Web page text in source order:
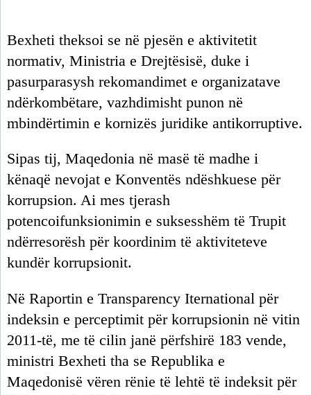
Bexheti theksoi se në pjesën e aktivitetit
normativ, Ministria e Drejtësisë, duke i
pasurparasysh rekomandimet e organizatave
ndërkombëtare, vazhdimisht punon në
mbindërtimin e kornizës juridike antikorruptive.
Sipas tij, Maqedonia në masë të madhe i
kënaqë nevojat e Konventës ndëshkuese për
korrupsion. Ai mes tjerash
potencoifunksionimin e suksesshëm të Trupit
ndërresorësh për koordinim të aktiviteteve
kundër korrupsionit.
Në Raportin e Transparency Iternational për
indeksin e perceptimit për korrupsionin në vitin
2011-të, me të cilin janë përfshirë 183 vende,
ministri Bexheti tha se Republika e
Maqedonisë vëren rënie të lehtë të indeksit për